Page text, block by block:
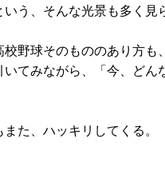
う、そんな光景も多く見
野球そのもののあり方
てみながら、「今、ど
た、ハッキリしてくる。